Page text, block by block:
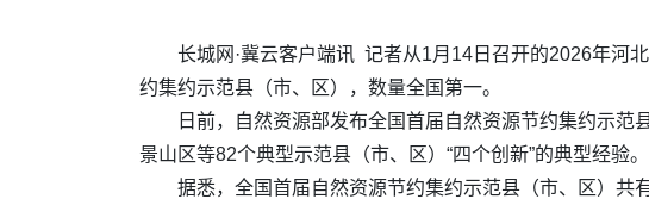
长城网·冀云客户端讯 记者从1月14日召开的2026年河
约集约示范县（市、区），数量全国第一。
日前，自然资源部发布全国首届自然资源节约集约示
景山区等82个典型示范县（市、区）“四个创新”的典型经验
据悉，全国首届自然资源节约集约示范县（市、区）共